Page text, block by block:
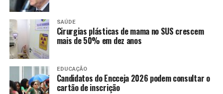
SAÚDE
Cirurgias plásticas de mama no SUS crescem
mais de 50% em dez anos
EDUCAÇÃO
Candidatos do Encceja 2026 podem consultar o
cartão de inscrição